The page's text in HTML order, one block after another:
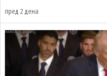
пред 2 дена